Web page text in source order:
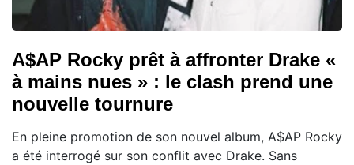
A$AP Rocky prêt à affronter Drake «
à mains nues » : le clash prend une
nouvelle tournure
En pleine promotion de son nouvel album, A$AP Rocky
a été interrogé sur son conflit avec Drake. Sans